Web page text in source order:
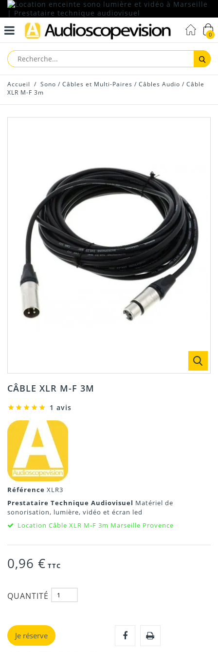
0
Accueil / Sono / Câbles et Multi-Paires / Câbles Audio / Câble
XLR M-F 3m
CÂBLE XLR M-F 3M
1 avis
Référence XLR3
Prestataire Technique Audiovisuel Matériel de
sonorisation, lumière, vidéo et écran led
Location Câble XLR M-F 3m Marseille Provence
0,96 € TTC
QUANTITÉ
Je réserve